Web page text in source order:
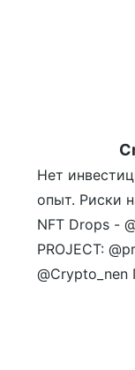
Нет
опыт. Риски
NFT Drops -
PROJECT:
@Crypto_nen